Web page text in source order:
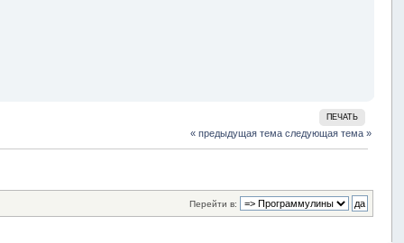
ПЕЧАТЬ
« предыдущая тема следующая тема »
Перейти в: